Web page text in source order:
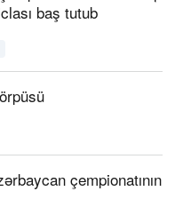
baş tutub
çempionatının